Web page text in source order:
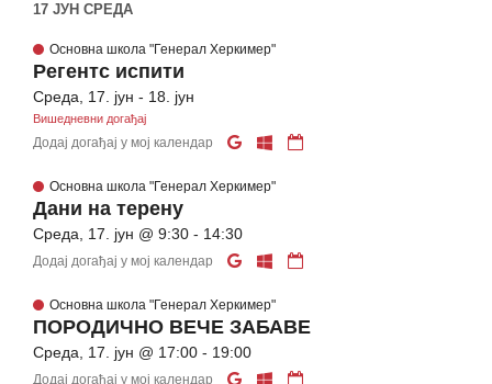
17 ЈУН СРЕДА
Основна школа "Генерал Херкимер"
Регентс испити
Среда, 17. јун - 18. јун
Вишедневни догађај
Додај догађај у мој календар
Основна школа "Генерал Херкимер"
Дани на терену
Среда, 17. јун @ 9:30 - 14:30
Додај догађај у мој календар
Основна школа "Генерал Херкимер"
ПОРОДИЧНО ВЕЧЕ ЗАБАВЕ
Среда, 17. јун @ 17:00 - 19:00
Додај догађај у мој календар